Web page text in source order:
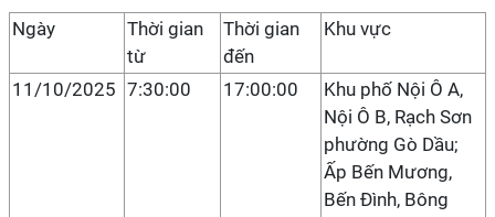
Ngày
Thời gian
từ
Thời gian
đến
Khu vực
11/10/2025 7:30:00 17:00:00
Khu phố Nội Ô A,
Nội Ô B, Rạch Sơn
phường Gò Dầu;
Ấp Bến Mương,
Bến Đình, Bông